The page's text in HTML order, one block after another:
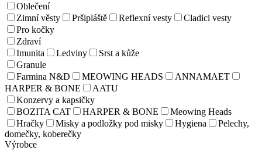
Oblečení
Zimní věsty
Pršipláště Reflexní vesty
Cladici vesty
Pro kočky
Zdraví
Imunita
Ledviny
Srst a kůže
Granule
Farmina N&D
MEOWING HEADS
ANNAMAET
HARPER & BONE
AATU
Konzervy a kapsičky
BOZITA CAT
HARPER & BONE
Meowing Heads
Hračky
Misky a podložky pod misky Hygiena
Pelechy,
domečky, koberečky
Výrobce